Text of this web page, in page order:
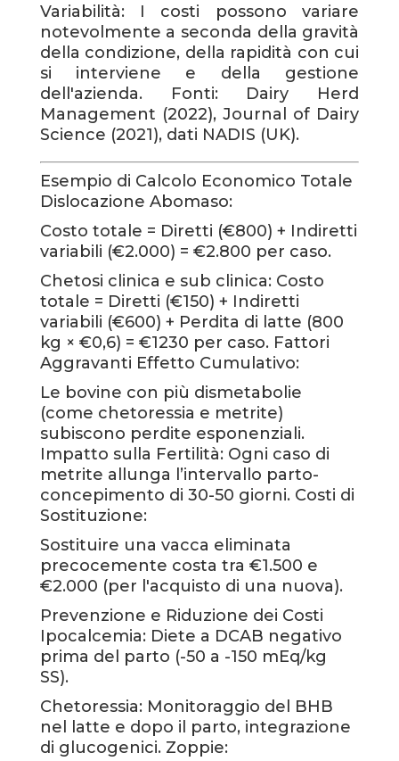
Variabilità: I costi possono variare
notevolmente a seconda della gravità
della condizione, della rapidità con cui
si interviene e della gestione
dell'azienda.
Fonti: Dairy Herd
Management (2022), Journal of Dairy
Science (2021), dati NADIS (UK).
Esempio di Calcolo Economico Totale
Dislocazione Abomaso:
Costo totale = Diretti (€800) + Indiretti
variabili (€2.000) = €2.800 per caso.
Chetosi clinica e sub clinica: Costo
totale = Diretti (€150) + Indiretti
variabili (€600) + Perdita di latte (800
kg × €0,6) = €1230 per caso. Fattori
Aggravanti Effetto Cumulativo:
Le bovine con più dismetabolie
(come chetoressia e metrite)
subiscono perdite esponenziali.
Impatto sulla Fertilità: Ogni caso di
metrite allunga l’intervallo parto-
concepimento di 30-50 giorni. Costi di
Sostituzione:
Sostituire una vacca eliminata
precocemente costa tra €1.500 e
€2.000 (per l'acquisto di una nuova).
Prevenzione e Riduzione dei Costi
Ipocalcemia: Diete a DCAB negativo
prima del parto (-50 a -150 mEq/kg
SS).
Chetoressia: Monitoraggio del BHB
nel latte e dopo il parto, integrazione
di glucogenici. Zoppie: